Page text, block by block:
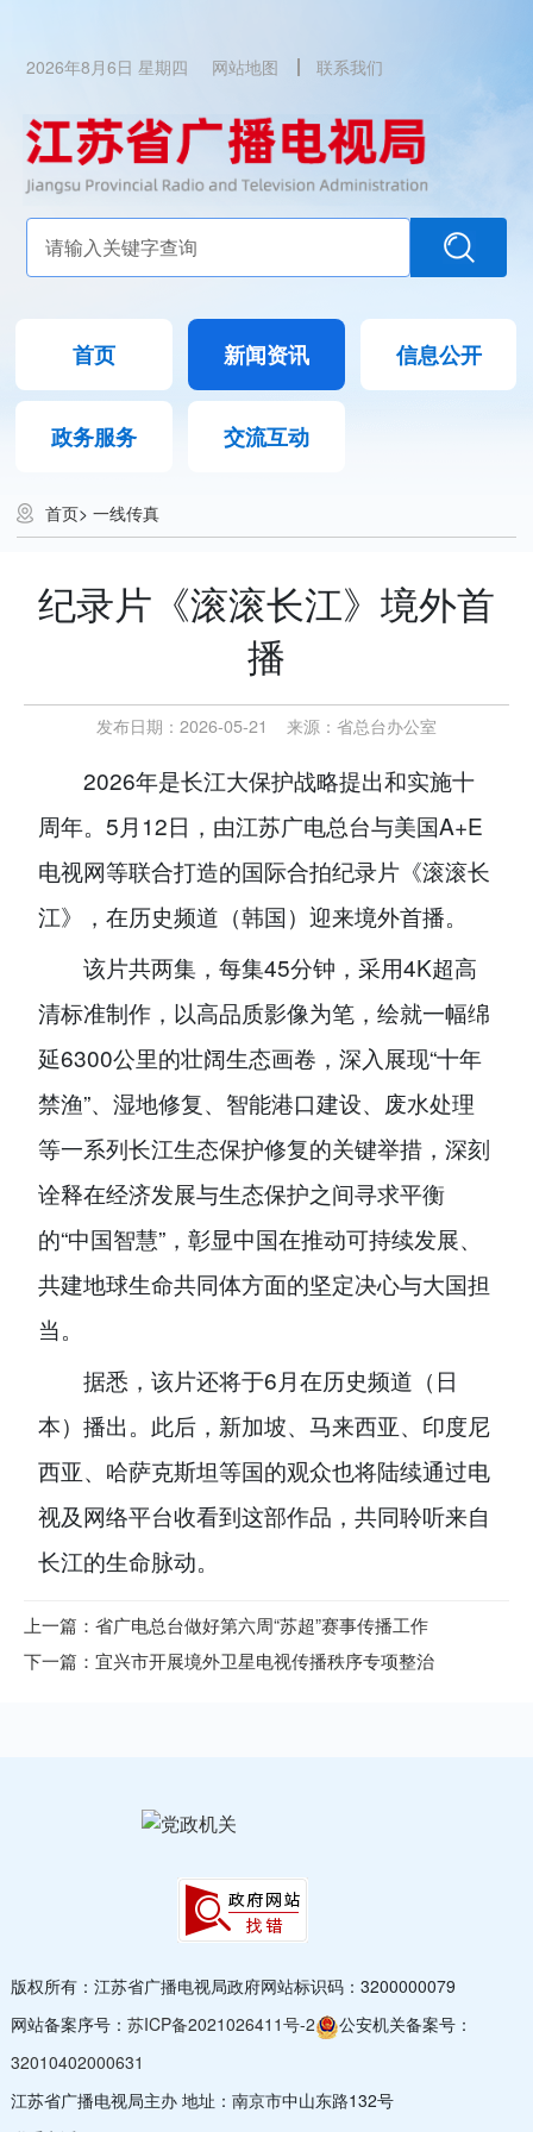
2026年8月6日 星期四 网站地图 联系我们
首页 新闻资讯 信息公开
政务服务 交流互动
首页>一线传真
纪录片《滚滚长江》境外首
播
发布日期：2026-05-21 来源： 省总台办公室
2026年是长江大保护战略提出和实施十
周年。5月12日，由江苏广电总台与美国A+E
电视网等联合打造的国际合拍纪录片《滚滚长
江》，在历史频道（韩国）迎来境外首播。
该片共两集，每集45分钟，采用4K超高
清标准制作，以高品质影像为笔，绘就一幅绵
延6300公里的壮阔生态画卷，深入展现“十年
禁渔”、湿地修复、智能港口建设、废水处理
等一系列长江生态保护修复的关键举措，深刻
诠释在经济发展与生态保护之间寻求平衡
的“中国智慧”，彰显中国在推动可持续发展、
共建地球生命共同体方面的坚定决心与大国担
当。
据悉，该片还将于6月在历史频道（日
本）播出。此后，新加坡、马来西亚、印度尼
西亚、哈萨克斯坦等国的观众也将陆续通过电
视及网络平台收看到这部作品，共同聆听来自
长江的生命脉动。
上一篇：省广电总台做好第六周“苏超”赛事传播工作
下一篇：宜兴市开展境外卫星电视传播秩序专项整治
版权所有：江苏省广播电视局政府网站标识码：3200000079
网站备案序号： 苏ICP备2021026411号-2
公安机关备案号：
32010402000631
江苏省广播电视局主办 地址：南京市中山东路132号